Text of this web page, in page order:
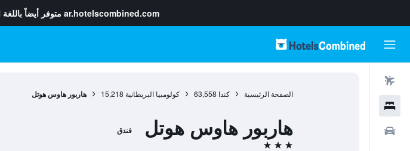
ar.hotelscombined.com متوفر أيضاً باللغة
الصفحة الرئيسية كندا 63,558 كولومبيا البريطانية 15,218 هاربور هاوس هوتل
هاربور هاوس هوتل فندق
3 نجوم